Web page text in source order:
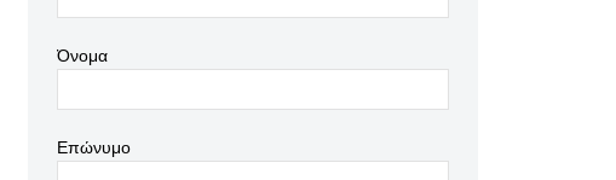
Όνομα
Επώνυμο